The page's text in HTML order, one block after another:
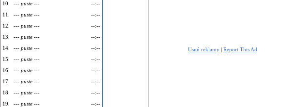
10.
--- puste ---
--:--
11.
--- puste ---
--:--
12.
--- puste ---
--:--
13.
--- puste ---
--:--
14.
--- puste ---
--:--
15.
--- puste ---
--:--
16.
--- puste ---
--:--
17.
--- puste ---
--:--
18.
--- puste ---
--:--
19.
--- puste ---
--:--
Usuń reklamy| Report This Ad